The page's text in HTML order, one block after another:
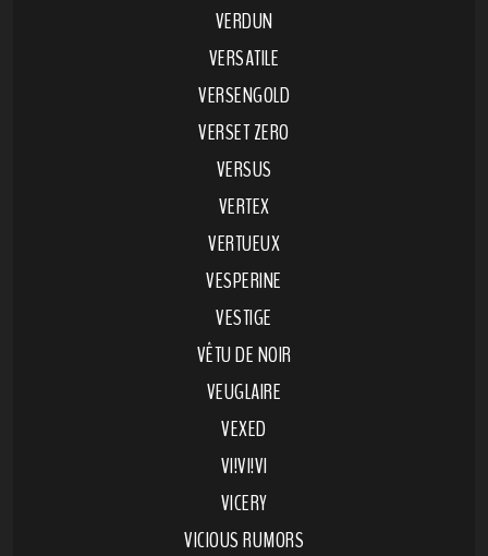
VERDUN
VERSATILE
VERSENGOLD
VERSET ZERO
VERSUS
VERTEX
VERTUEUX
VESPERINE
VESTIGE
VÊTU DE NOIR
VEUGLAIRE
VEXED
VI!VI!VI
VICERY
VICIOUS RUMORS